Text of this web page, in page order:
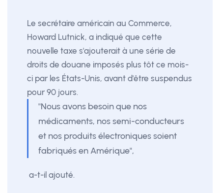
Le secrétaire américain au Commerce,
Howard Lutnick, a indiqué que cette
nouvelle taxe s'ajouterait à une série de
droits de douane imposés plus tôt ce mois-
ci par les États-Unis, avant d'être suspendus
pour 90 jours.
"Nous avons besoin que nos
médicaments, nos semi-conducteurs
et nos produits électroniques soient
fabriqués en Amérique",
a-t-il ajouté.